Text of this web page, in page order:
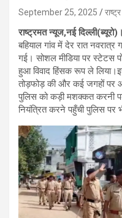
September 25, 2025
राष्ट्रमत न्यूज,नई
बहियाल गांव में देर रात नवरात्र
गई। सोशल मीडिया पर स्टेटस
हुआ विवाद हिंसक रूप ले
तोड़फोड़ की और कई जगहों पर
पुलिस को कड़ी मशक्कत करनी
नियंत्रित करने पहुँची पुलिस पर